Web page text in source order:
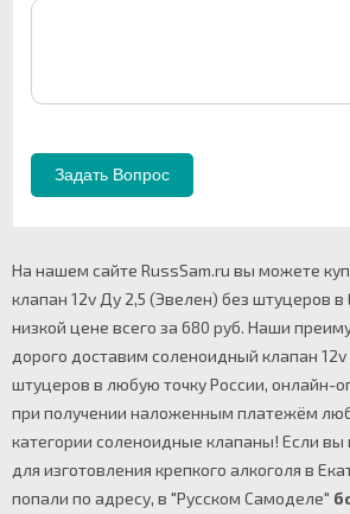
На нашем сайте RussSam.ru вы можете
клапан 12v Ду 2,5 (Эвелен) без штуцеров в
низкой цене всего за 680 руб. Наши
дорого доставим соленоидный клапан
штуцеров в любую точку России, онлайн-
при получении наложенным платежём
категории соленоидные клапаны! Если вы
для изготовления крепкого алкоголя в
попали по адресу, в "Русском Самоделе"